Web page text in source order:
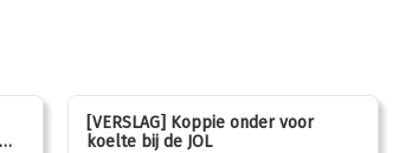
[VERSLAG] Koppie onder voor
koelte bij de JOL